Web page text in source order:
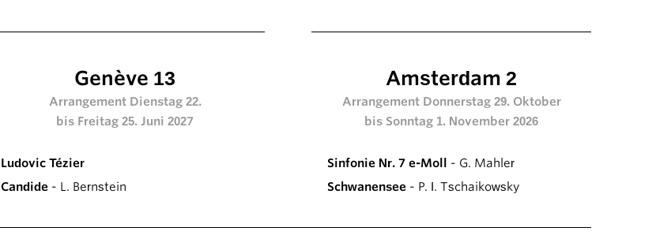
Genève 13
Arrangement Dienstag 22.
bis Freitag 25. Juni 2027
Ludovic Tézier
Candide - L. Bernstein
Amsterdam 2
Arrangement Donnerstag 29. Oktober
bis Sonntag 1. November 2026
Sinfonie Nr. 7 e-Moll - G. Mahler
Schwanensee - P. I. Tschaikowsky